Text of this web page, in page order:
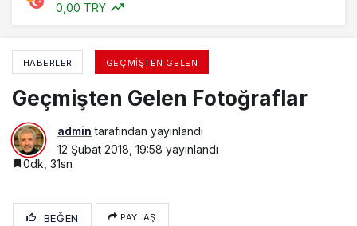
0,00 TRY
HABERLER GEÇMIŞTEN GELEN
Geçmişten Gelen Fotoğraflar
admin tarafından yayınlandı
12 Şubat 2018, 19:58 yayınlandı
0dk, 31sn
BEĞEN PAYLAŞ